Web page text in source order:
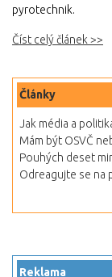
pyrotechnik.
Číst celý článek >>
Články
Jak média a
Mám být OSVČ
Pouhých deset
Odreagujte se na
Reklama